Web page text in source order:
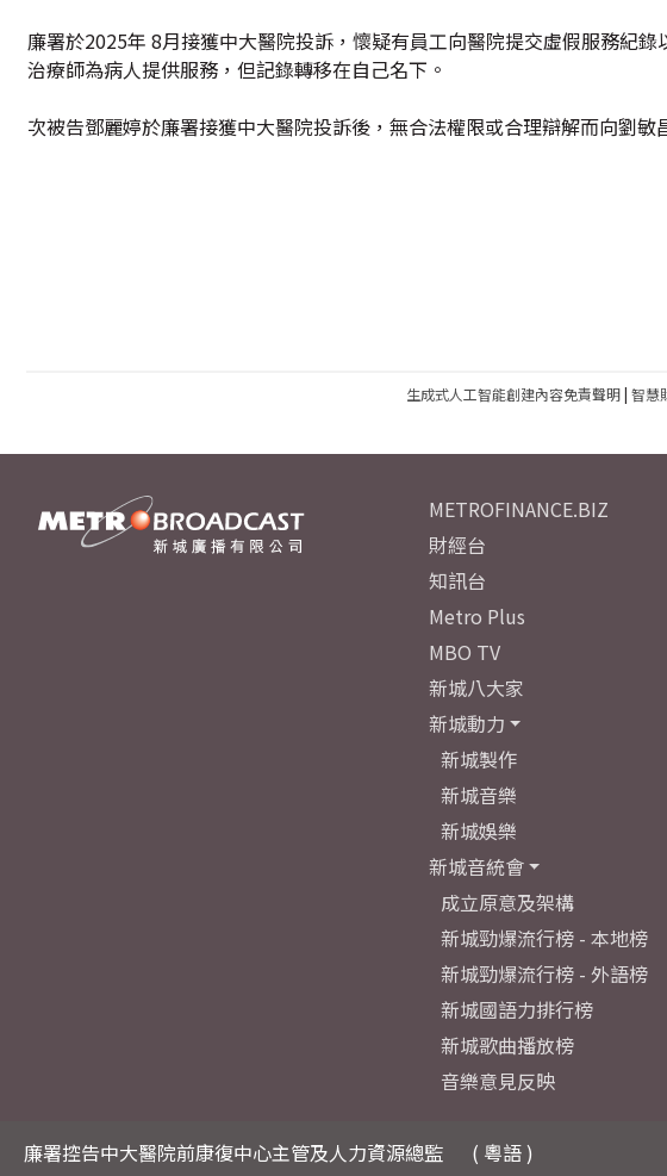
廉署於2025年 8月接獲中大醫院投訴，懷疑有員工向醫院提交虛假服務紀
治療師為病人提供服務，但記錄轉移在自己名下。
次被告鄧麗婷於廉署接獲中大醫院投訴後，無合法權限或合理辯解而向劉敏
生成式人工智能創建內容免責聲明| 智慧
廉署控告中大醫院前康復中心主管及人力資源總監
( 粵語 )
METROFINANCE.BIZ
財經台
知訊台
Metro Plus
MBO TV
新城八大家
新城動力
新城製作
新城音樂
新城娛樂
新城音統會
成立原意及架構
新城勁爆流行榜 - 本地榜
新城勁爆流行榜 - 外語榜
新城國語力排行榜
新城歌曲播放榜
音樂意見反映